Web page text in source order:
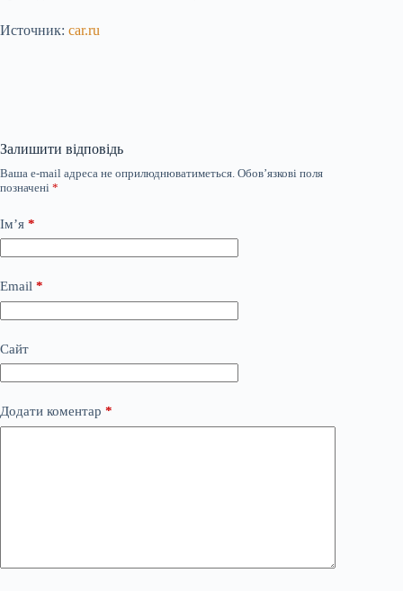
Источник: car.ru
Залишити відповідь
Ваша e-mail адреса не оприлюднюватиметься. Обов’язкові поля
позначені *
Ім’я *
Email *
Сайт
Додати коментар *